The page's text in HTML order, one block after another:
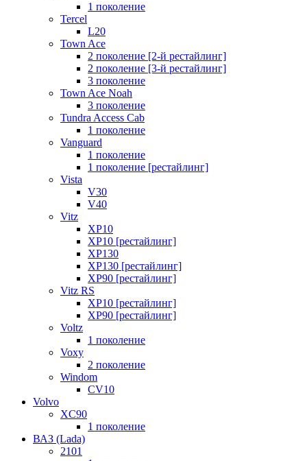
1 поколение
Tercel
L20
Town Ace
2 поколение [2-й рестайлинг]
2 поколение [3-й рестайлинг]
3 поколение
Town Ace Noah
3 поколение
Tundra Access Cab
1 поколение
Vanguard
1 поколение
1 поколение [рестайлинг]
Vista
V30
V40
Vitz
XP10
XP10 [рестайлинг]
XP130
XP130 [рестайлинг]
XP90 [рестайлинг]
Vitz RS
XP10 [рестайлинг]
XP90 [рестайлинг]
Voltz
1 поколение
Voxy
2 поколение
Windom
СV10
Volvo
XC90
1 поколение
ВАЗ (Lada)
2101